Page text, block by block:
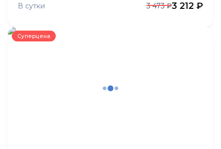
В сутки 3 473 ₽3 212 ₽
Суперцена